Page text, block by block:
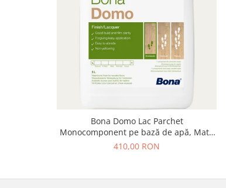
Bona Domo Lac Parchet
Monocomponent pe bază de apă, Mat /
Satinat, 5L
410,00 RON